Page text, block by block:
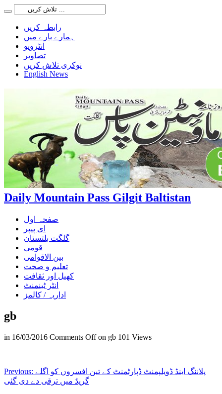
رابطہ کریں
ہمارے بارے میں
انٹرویو
تصاویر
نوکری تلاش کریں
English News
Daily Mountain Pass Gilgit Baltistan
صفحہ اول
ای پیپر
گلگت بلتستان
قومی
بین الاقوامی
تعلیم و صحت
کھیل اور ثقافت
انٹر ٹینمنٹ
اداریہ / کالمز
gb
in 16/03/2016 Comments Offon gb 101 Views
Previous:
گریڈ میں ترقی دے دی گئی